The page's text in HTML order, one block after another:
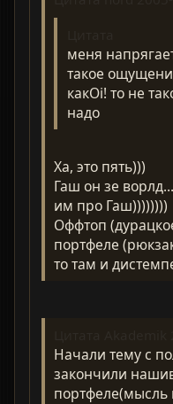
меня
такое
какOi! то не
надо
Ха, это пять)))
Гаш он зе
им про Гаш))))))))
Оффтоп
портфеле
то там и
Начали тему с
закончили
портфеле(мысль